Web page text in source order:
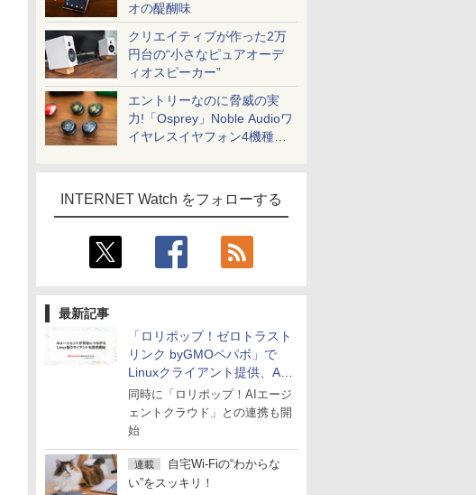
オの醍醐味
クリエイティブが作った2万
円台の“小さなピュアオーデ
ィオスピーカー”
エントリーなのに脅威の実
力!「Osprey」Noble Audioワ
イヤレスイヤフォン4機種を
INTERNET Watch をフォローする
最新記事
「ロリポップ！ゼロトラスト
リンク byGMOペパボ」で
Linuxクライアント提供、AI
エージェントの接続が容易に
同時に「ロリポップ！AIエージ
ェントクラウド」との連携も開
始
連載
自宅Wi-Fiの“わからな
い”をスッキリ！